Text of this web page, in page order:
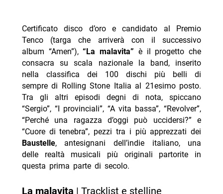
Certificato disco d’oro e candidato al Premio
Tenco (targa che arriverà con il successivo
album “Amen”),“La malavita” è il progetto che
consacra su scala nazionale la band, inserito
nella classifica dei 100 dischi più belli di
sempre di Rolling Stone Italia al 21esimo posto.
Tra gli altri episodi degni di nota, spiccano
“Sergio”, “I provinciali”, “A vita bassa”, “Revolver”,
“Perché una ragazza d’oggi può uccidersi?” e
“Cuore di tenebra”, pezzi tra i più apprezzati dei
Baustelle, antesignani dell’indie italiano, una
delle realtà musicali più originali partorite in
questa prima parte di secolo.
La malavita | Tracklist e stelline